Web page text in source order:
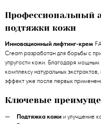
Профессиональный
подтяжки кожи
Инновационный лифтинг-крем
Cream разработан для борьбы с
упругости кожи. Благодаря
комплексу натуральных
эффект уже после первых
Ключевые
Подтяжка кожи и улучшение